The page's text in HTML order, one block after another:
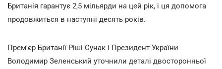
Британія гарантує 2,5 мільярди на цей рік, і ця допомога
продовжиться в наступні десять років.
Прем'єр Британії Ріші Сунак і Президент України
Володимир Зеленський уточнили деталі двосторонньої